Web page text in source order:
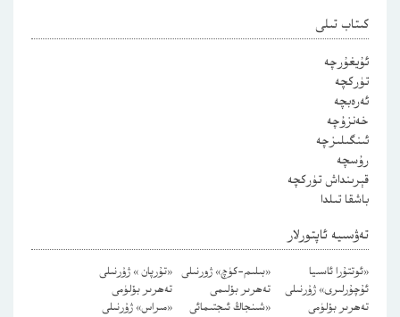
كىتاب تىلى
ئۇيغۇرچە
تۈركچە
ئەرەبچە
خەنزۇچە
ئىنگىلىزچە
رۇسچە
قېرىنداش تۈركچە
باشقا تىلدا
تەۋسىيە ئاپتورلار
«ئوتتۇرا ئاسىيا
ئۇچۇرلىرى» ژۇرنىلى
تەھرىر بۆلۈمى
«بىلىم-كۈچ» ژورنىلى
تەھرىر بۆلىمى
«تۇرپان » ژۇرنىلى
تەھرىر بۆلۈمى
«شىنجاڭ ئىجتىمائى
«مىراس» ژۇرنىلى